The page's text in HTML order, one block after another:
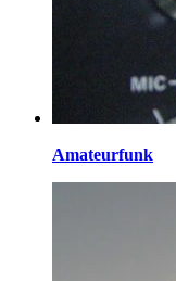
Amateurfunk